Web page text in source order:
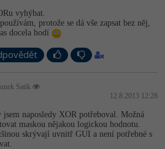
vyhýbat.
protože se dá vše zapsat bez něj,
docela hodí
Satik
12.8.2013 12:28
naposledy XOR potřeboval. Možná
maskou nějakou logickou hodnotu.
skrývají uvnitř GUI a není potřebné s